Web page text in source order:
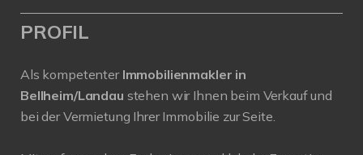
PROFIL
Als kompetenter Immobilienmakler in
Bellheim/Landau stehen wir Ihnen beim Verkauf und
bei der Vermietung Ihrer Immobilie zur Seite.